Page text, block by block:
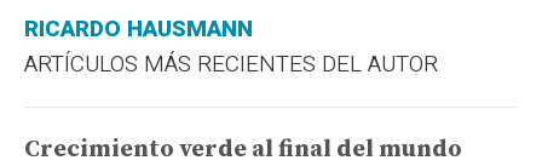
RICARDO HAUSMANN
ARTÍCULOS MÁS RECIENTES DEL AUTOR
Crecimiento verde al final del mundo